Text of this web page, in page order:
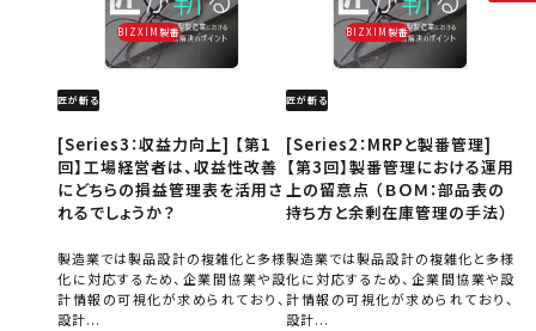
BIZXIM製番
匠が斬る
[Series3：収益力向上] 【第1
回】工場経営者は、収益性改善
にどちらの損益管理表を活用さ
れるでしょうか？
製造業では製品設計の複雑化と多様
化に対応するため、企業間協業や設
計情報の可視化が求められており、
設計...
BIZXIM製番
匠が斬る
[Series2：MRPと製番管理]
【第3回】製番管理における運用
上の留意点 （ＢＯＭ：部品表の
持ち方と余剰在庫管理の手法）
製造業では製品設計の複雑化と多様
化に対応するため、企業間協業や設
計情報の可視化が求められており、
設計...